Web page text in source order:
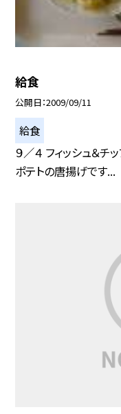
給食
公開日 2009/09/11
給食
９／４ フィッシュ＆チ
ポテトの唐揚げです...